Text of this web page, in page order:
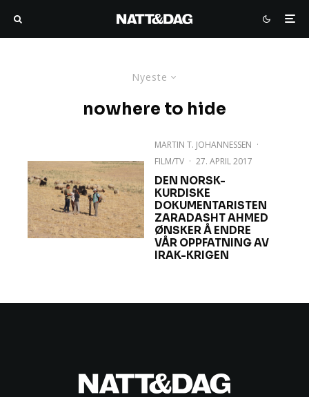
Nyeste
nowhere to hide
MARTIN T. JOHANNESSEN ·
FILM/TV · 27. APRIL 2017
DEN NORSK-
KURDISKE
DOKUMENTARISTEN
ZARADASHT AHMED
ØNSKER Å ENDRE
VÅR OPPFATNING AV
IRAK-KRIGEN